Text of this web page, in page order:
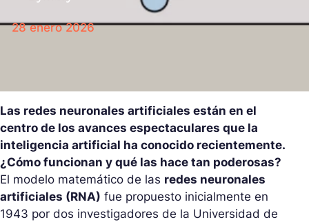
28 enero 2026
Las redes neuronales artificiales están en el
centro de los avances espectaculares que la
inteligencia artificial ha conocido recientemente.
¿Cómo funcionan y qué las hace tan poderosas?
El modelo matemático de las redes neuronales
artificiales (RNA) fue propuesto inicialmente en
1943 por dos investigadores de la Universidad de